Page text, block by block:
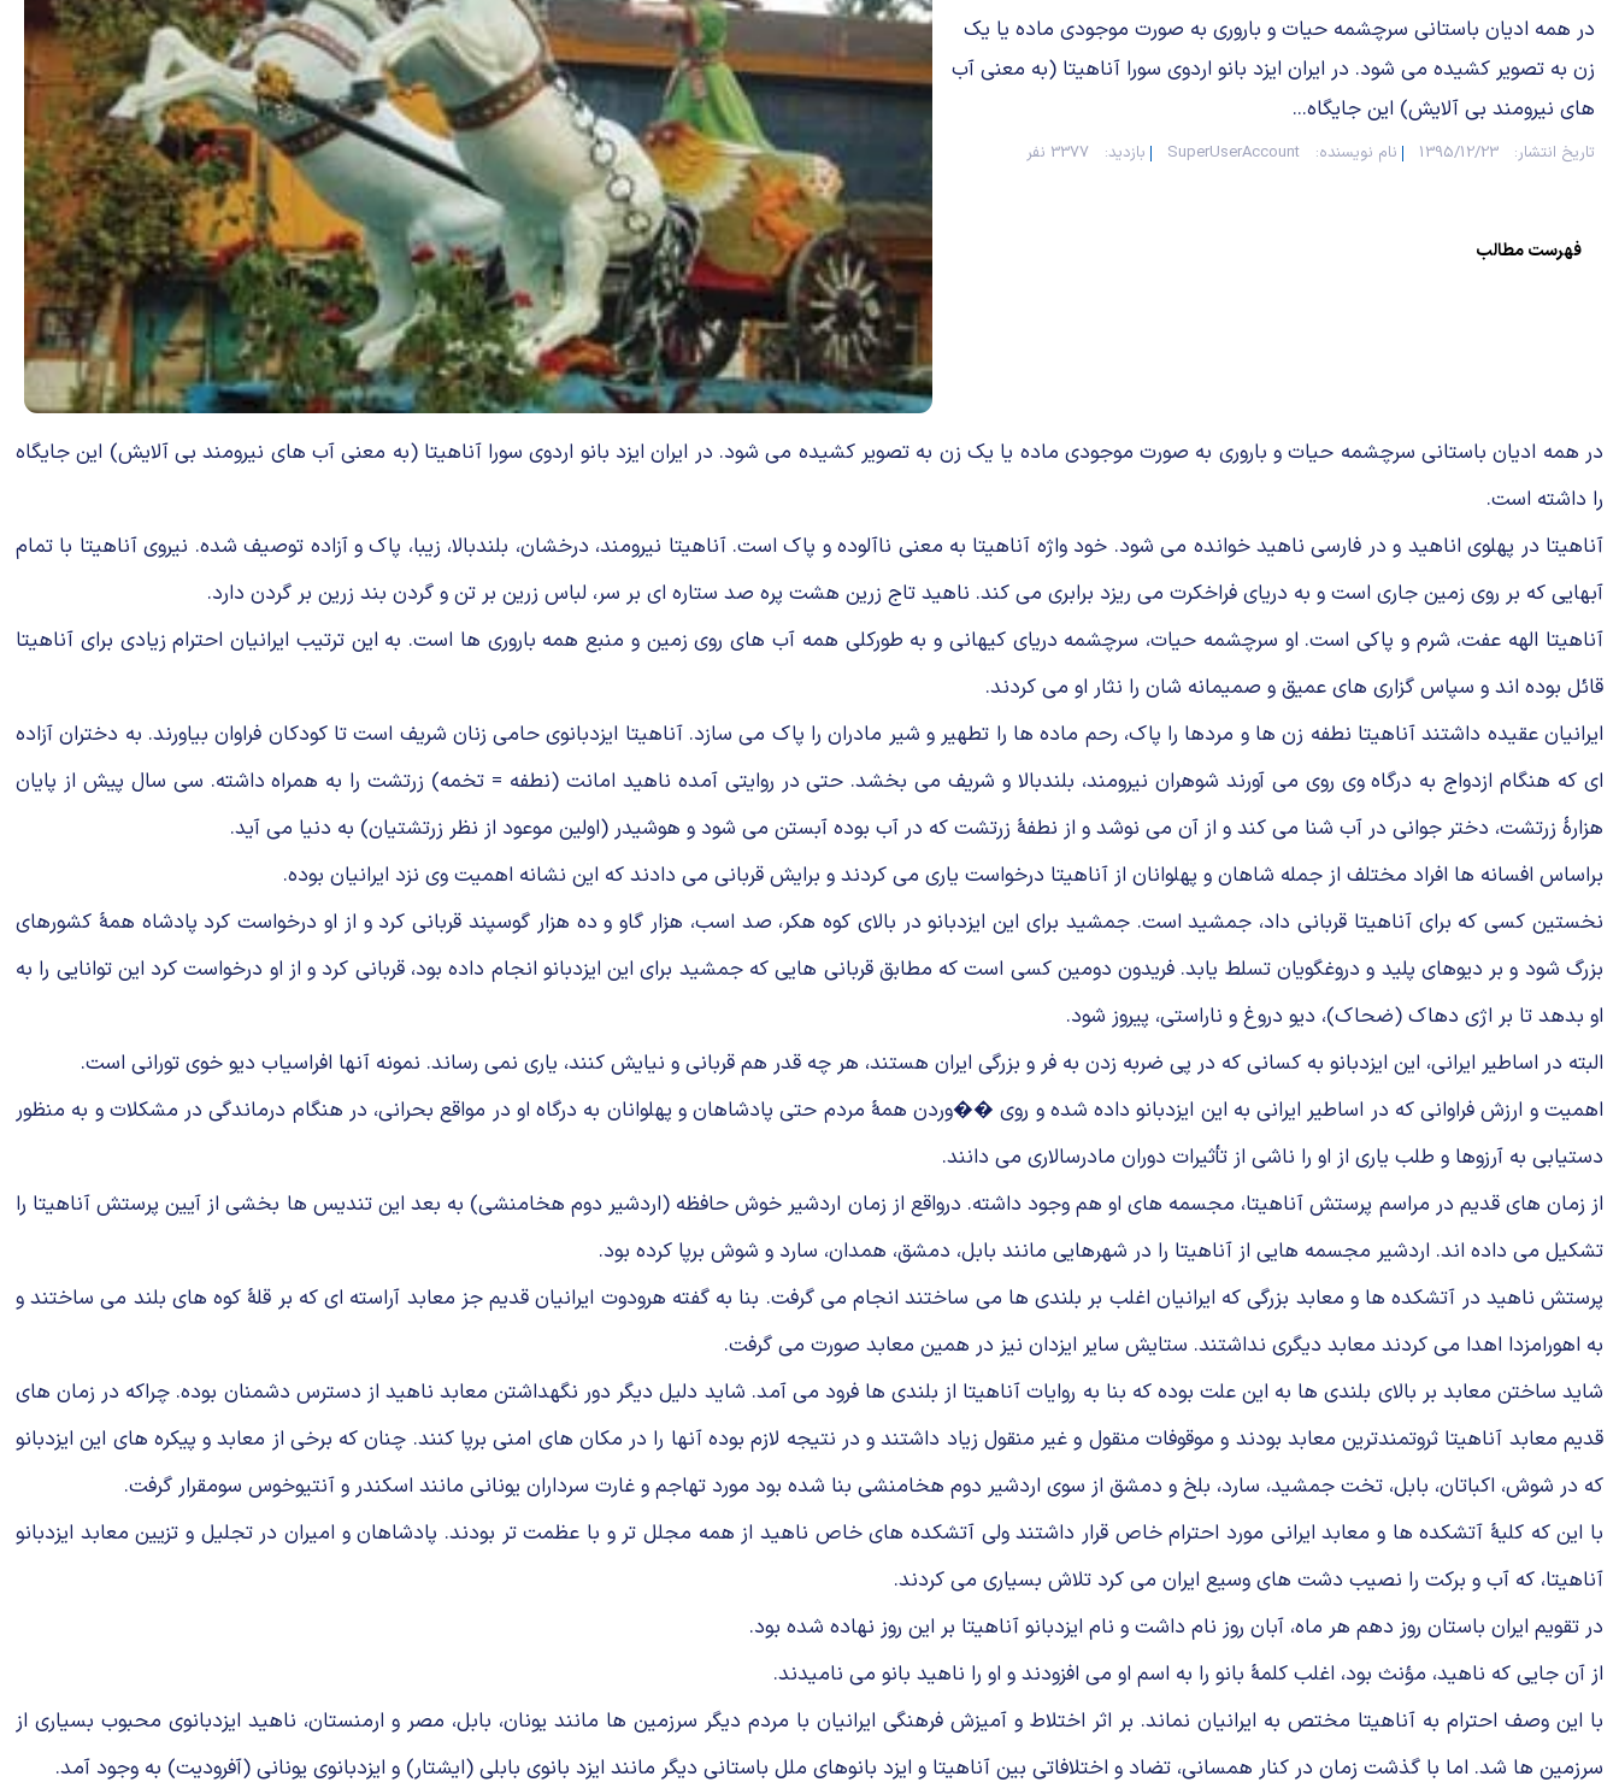
در همه ادیان باستانی سرچشمه حیات و باروری به صورت موجودی ماده یا یک
زن به تصویر کشیده می شود. در ایران ایزد بانو اردوی سورا آناهیتا (به معنی آب
های نیرومند بی آلایش) این جایگاه...
تاریخ انتشار: 1395/12/23 نام نویسنده: SuperUserAccount بازدید: 3377 نفر
فهرست مطالب
در همه ادیان باستانی سرچشمه حیات و باروری به صورت موجودی ماده یا یک زن به تصویر کشیده می شود. در ایران ایزد بانو اردوی سورا آناهیتا (به معنی آب های نیرومند بی آلایش) این جایگاه
را داشته است.
آناهیتا در پهلوی اناهید و در فارسی ناهید خوانده می شود. خود واژه آناهیتا به معنی ناآلوده و پاک است. آناهیتا نیرومند، درخشان، بلندبالا، زیبا، پاک و آزاده توصیف شده. نیروی آناهیتا با تمام
آبهایی که بر روی زمین جاری است و به دریای فراخکرت می ریزد برابری می کند. ناهید تاج زرین هشت پره صد ستاره ای بر سر، لباس زرین بر تن و گردن بند زرین بر گردن دارد.
آناهیتا الهه عفت، شرم و پاکی است. او سرچشمه حیات، سرچشمه دریای کیهانی و به طورکلی همه آب های روی زمین و منبع همه باروری ها است. به این ترتیب ایرانیان احترام زیادی برای آناهیتا
قائل بوده اند و سپاس گزاری های عمیق و صمیمانه شان را نثار او می کردند.
ایرانیان عقیده داشتند آناهیتا نطفه زن ها و مردها را پاک، رحم ماده ها را تطهیر و شیر مادران را پاک می سازد. آناهیتا ایزدبانوی حامی زنان شریف است تا کودکان فراوان بیاورند. به دختران آزاده
ای که هنگام ازدواج به درگاه وی روی می آورند شوهران نیرومند، بلندبالا و شریف می بخشد. حتی در روایتی آمده ناهید امانت (نطفه = تخمه) زرتشت را به همراه داشته. سی سال پیش از پایان
هزارهٔ زرتشت، دختر جوانی در آب شنا می کند و از آن می نوشد و از نطفهٔ زرتشت که در آب بوده آبستن می شود و هوشیدر (اولین موعود از نظر زرتشتیان) به دنیا می آید.
براساس افسانه ها افراد مختلف از جمله شاهان و پهلوانان از آناهیتا درخواست یاری می کردند و برایش قربانی می دادند که این نشانه اهمیت وی نزد ایرانیان بوده.
نخستین کسی که برای آناهیتا قربانی داد، جمشید است. جمشید برای این ایزدبانو در بالای کوه هکر، صد اسب، هزار گاو و ده هزار گوسپند قربانی کرد و از او درخواست کرد پادشاه همهٔ کشورهای
بزرگ شود و بر دیوهای پلید و دروغگویان تسلط یابد. فریدون دومین کسی است که مطابق قربانی هایی که جمشید برای این ایزدبانو انجام داده بود، قربانی کرد و از او درخواست کرد این توانایی را به
او بدهد تا بر اژی دهاک (ضحاک)، دیو دروغ و ناراستی، پیروز شود.
البته در اساطیر ایرانی، این ایزدبانو به کسانی که در پی ضربه زدن به فر و بزرگی ایران هستند، هر چه قدر هم قربانی و نیایش کنند، یاری نمی رساند. نمونه آنها افراسیاب دیو خوی تورانی است.
اهمیت و ارزش فراوانی که در اساطیر ایرانی به این ایزدبانو داده شده و روی ��وردن همهٔ مردم حتی پادشاهان و پهلوانان به درگاه او در مواقع بحرانی، در هنگام درماندگی در مشکلات و به منظور
دستیابی به آرزوها و طلب یاری از او را ناشی از تأثیرات دوران مادرسالاری می دانند.
از زمان های قدیم در مراسم پرستش آناهیتا، مجسمه های او هم وجود داشته. درواقع از زمان اردشیر خوش حافظه (اردشیر دوم هخامنشی) به بعد این تندیس ها بخشی از آیین پرستش آناهیتا را
تشکیل می داده اند. اردشیر مجسمه هایی از آناهیتا را در شهرهایی مانند بابل، دمشق، همدان، سارد و شوش برپا کرده بود.
پرستش ناهید در آتشکده ها و معابد بزرگی که ایرانیان اغلب بر بلندی ها می ساختند انجام می گرفت. بنا به گفته هرودوت ایرانیان قدیم جز معابد آراسته ای که بر قلهٔ کوه های بلند می ساختند و
به اهورامزدا اهدا می کردند معابد دیگری نداشتند. ستایش سایر ایزدان نیز در همین معابد صورت می گرفت.
شاید ساختن معابد بر بالای بلندی ها به این علت بوده که بنا به روایات آناهیتا از بلندی ها فرود می آمد. شاید دلیل دیگر دور نگهداشتن معابد ناهید از دسترس دشمنان بوده. چراکه در زمان های
قدیم معابد آناهیتا ثروتمندترین معابد بودند و موقوفات منقول و غیر منقول زیاد داشتند و در نتیجه لازم بوده آنها را در مکان های امنی برپا کنند. چنان که برخی از معابد و پیکره های این ایزدبانو
که در شوش، اکباتان، بابل، تخت جمشید، سارد، بلخ و دمشق از سوی اردشیر دوم هخامنشی بنا شده بود مورد تهاجم و غارت سرداران یونانی مانند اسکندر و آنتیوخوس سومقرار گرفت.
با این که کلیهٔ آتشکده ها و معابد ایرانی مورد احترام خاص قرار داشتند ولی آتشکده های خاص ناهید از همه مجلل تر و با عظمت تر بودند. پادشاهان و امیران در تجلیل و تزیین معابد ایزدبانو
آناهیتا، که آب و برکت را نصیب دشت های وسیع ایران می کرد تلاش بسیاری می کردند.
در تقویم ایران باستان روز دهم هر ماه، آبان روز نام داشت و نام ایزدبانو آناهیتا بر این روز نهاده شده بود.
از آن جایی که ناهید، مؤنث بود، اغلب کلمهٔ بانو را به اسم او می افزودند و او را ناهید بانو می نامیدند.
با این وصف احترام به آناهیتا مختص به ایرانیان نماند. بر اثر اختلاط و آمیزش فرهنگی ایرانیان با مردم دیگر سرزمین ها مانند یونان، بابل، مصر و ارمنستان، ناهید ایزدبانوی محبوب بسیاری از
سرزمین ها شد. اما با گذشت زمان در کنار همسانی، تضاد و اختلافاتی بین آناهیتا و ایزد بانوهای ملل باستانی دیگر مانند ایزد بانوی بابلی (ایشتار) و ایزدبانوی یونانی (آفرودیت) به وجود آمد.